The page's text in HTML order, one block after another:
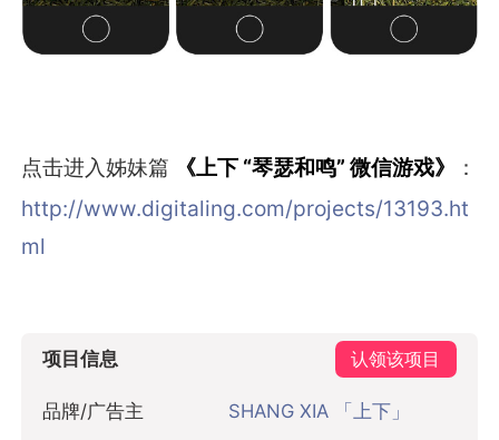
点击进入姊妹篇 《上下 “琴瑟和鸣” 微信游戏》
：
http://www.digitaling.com/projects/13193.ht
ml
项目信息 认领该项目
品牌/广告主 SHANG XIA 「上下」